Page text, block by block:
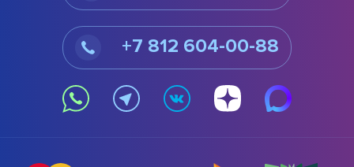
+7 812 604-00-88